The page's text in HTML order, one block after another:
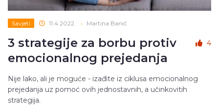
Savjeti 11.4.2022. • Martina Banić
3 strategije za borbu protiv
emocionalnog prejedanja
4
Nije lako, ali je moguće - izađite iz ciklusa emocionalnog
prejedanja uz pomoć ovih jednostavnih, a učinkovitih
strategija.